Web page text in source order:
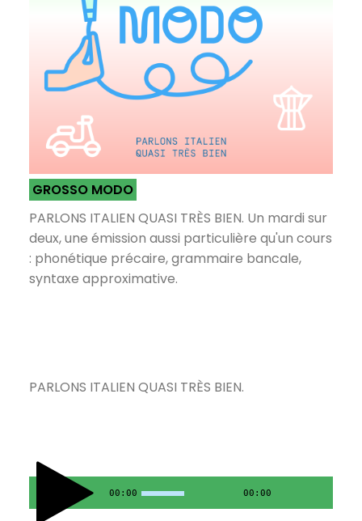
GROSSO MODO
PARLONS ITALIEN QUASI TRÈS BIEN. Un mardi sur
deux, une émission aussi particulière qu'un cours
: phonétique précaire, grammaire bancale,
syntaxe approximative.
PARLONS ITALIEN QUASI TRÈS BIEN.
00:00 00:00